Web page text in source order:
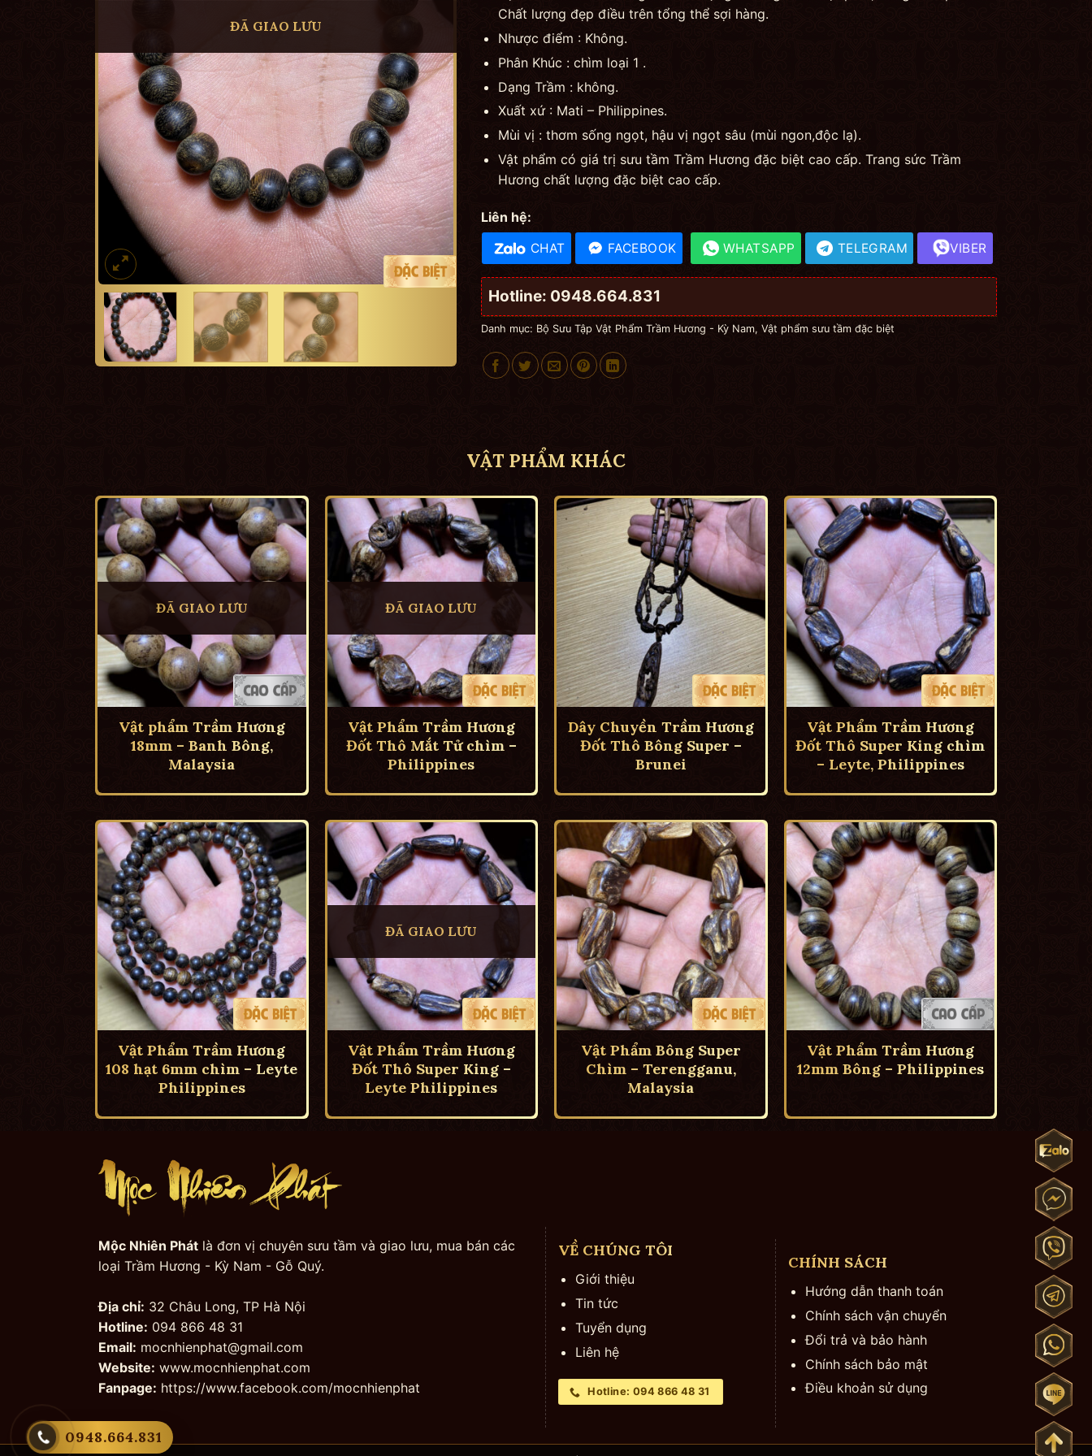
ĐÃ GIAO LƯU
Chất lượng đẹp điều trên tổng thể sợi hàng.
Nhược điểm : Không.
Phân Khúc : chìm loại 1 .
Dạng Trầm : không.
Xuất xứ : Mati – Philippines.
Mùi vị : thơm sống ngọt, hậu vị ngọt sâu (mùi ngon,độc lạ).
Vật phẩm có giá trị sưu tầm Trầm Hương đặc biệt cao cấp. Trang sức Trầm
Hương chất lượng đặc biệt cao cấp.
Liên hệ:
CHAT FACEBOOK WHATSAPP TELEGRAM VIBER
Hotline: 0948.664.831
Danh mục: Bộ Sưu Tập Vật Phẩm Trầm Hương - Kỳ Nam, Vật phẩm sưu tầm đặc biệt
VẬT PHẨM KHÁC
ĐÃ GIAO LƯU
Vật phẩm Trầm Hương
18mm – Banh Bông,
Malaysia
ĐÃ GIAO LƯU
Vật Phẩm Trầm Hương
Đốt Thô Mắt Tử chìm –
Philippines
Dây Chuyền Trầm Hương
Đốt Thô Bông Super –
Brunei
Vật Phẩm Trầm Hương
Đốt Thô Super King chìm
– Leyte, Philippines
Vật Phẩm Trầm Hương
108 hạt 6mm chìm – Leyte
Philippines
ĐÃ GIAO LƯU
Vật Phẩm Trầm Hương
Đốt Thô Super King –
Leyte Philippines
Vật Phẩm Bông Super
Chìm – Terengganu,
Malaysia
Vật Phẩm Trầm Hương
12mm Bông – Philippines
Mộc Nhiên Phátlà đơn vị chuyên sưu tầm và giao lưu, mua bán các
loại Trầm Hương - Kỳ Nam - Gỗ Quý.
Địa chỉ: 32 Châu Long, TP Hà Nội
Hotline: 094 866 48 31
Email: mocnhienphat@gmail.com
Website: www.mocnhienphat.com
Fanpage: https://www.facebook.com/mocnhienphat
VỀ CHÚNG TÔI
Giới thiệu
Tin tức
Tuyển dụng
Liên hệ
Hotline: 094 866 48 31
CHÍNH SÁCH
Hướng dẫn thanh toán
Chính sách vận chuyển
Đổi trả và bảo hành
Chính sách bảo mật
Điều khoản sử dụng
0948.664.831